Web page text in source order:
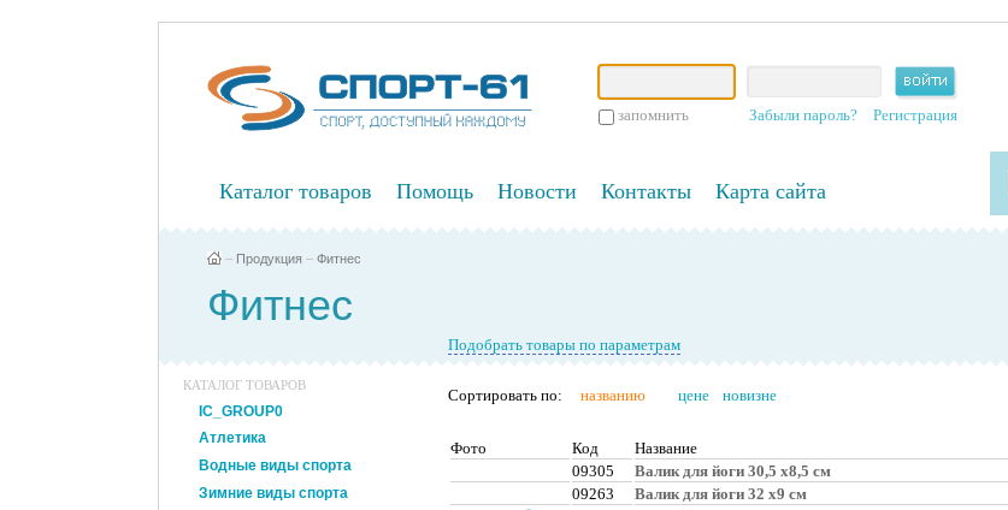
Забыли пароль? Регистрация
запомнить
Каталог товаров Помощь Новости Контакты Карта сайта
– Продукция – Фитнес
Фитнес
КАТАЛОГ ТОВАРОВ
IC_GROUP0
Атлетика
Водные виды спорта
Зимние виды спорта
Подобрать товары по параметрам
Сортировать по: названию цене новизне
Фото Код Название
09305
Валик для йоги 30,5 х8,5 см
09263 Валик для йоги 32 х9 см